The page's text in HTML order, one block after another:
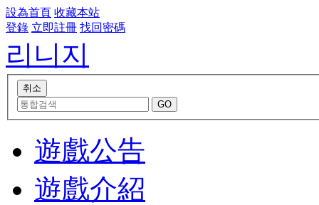
設為首頁 收藏本站
登錄 立即註冊 找回密碼
리니지
遊戲公告
遊戲介紹